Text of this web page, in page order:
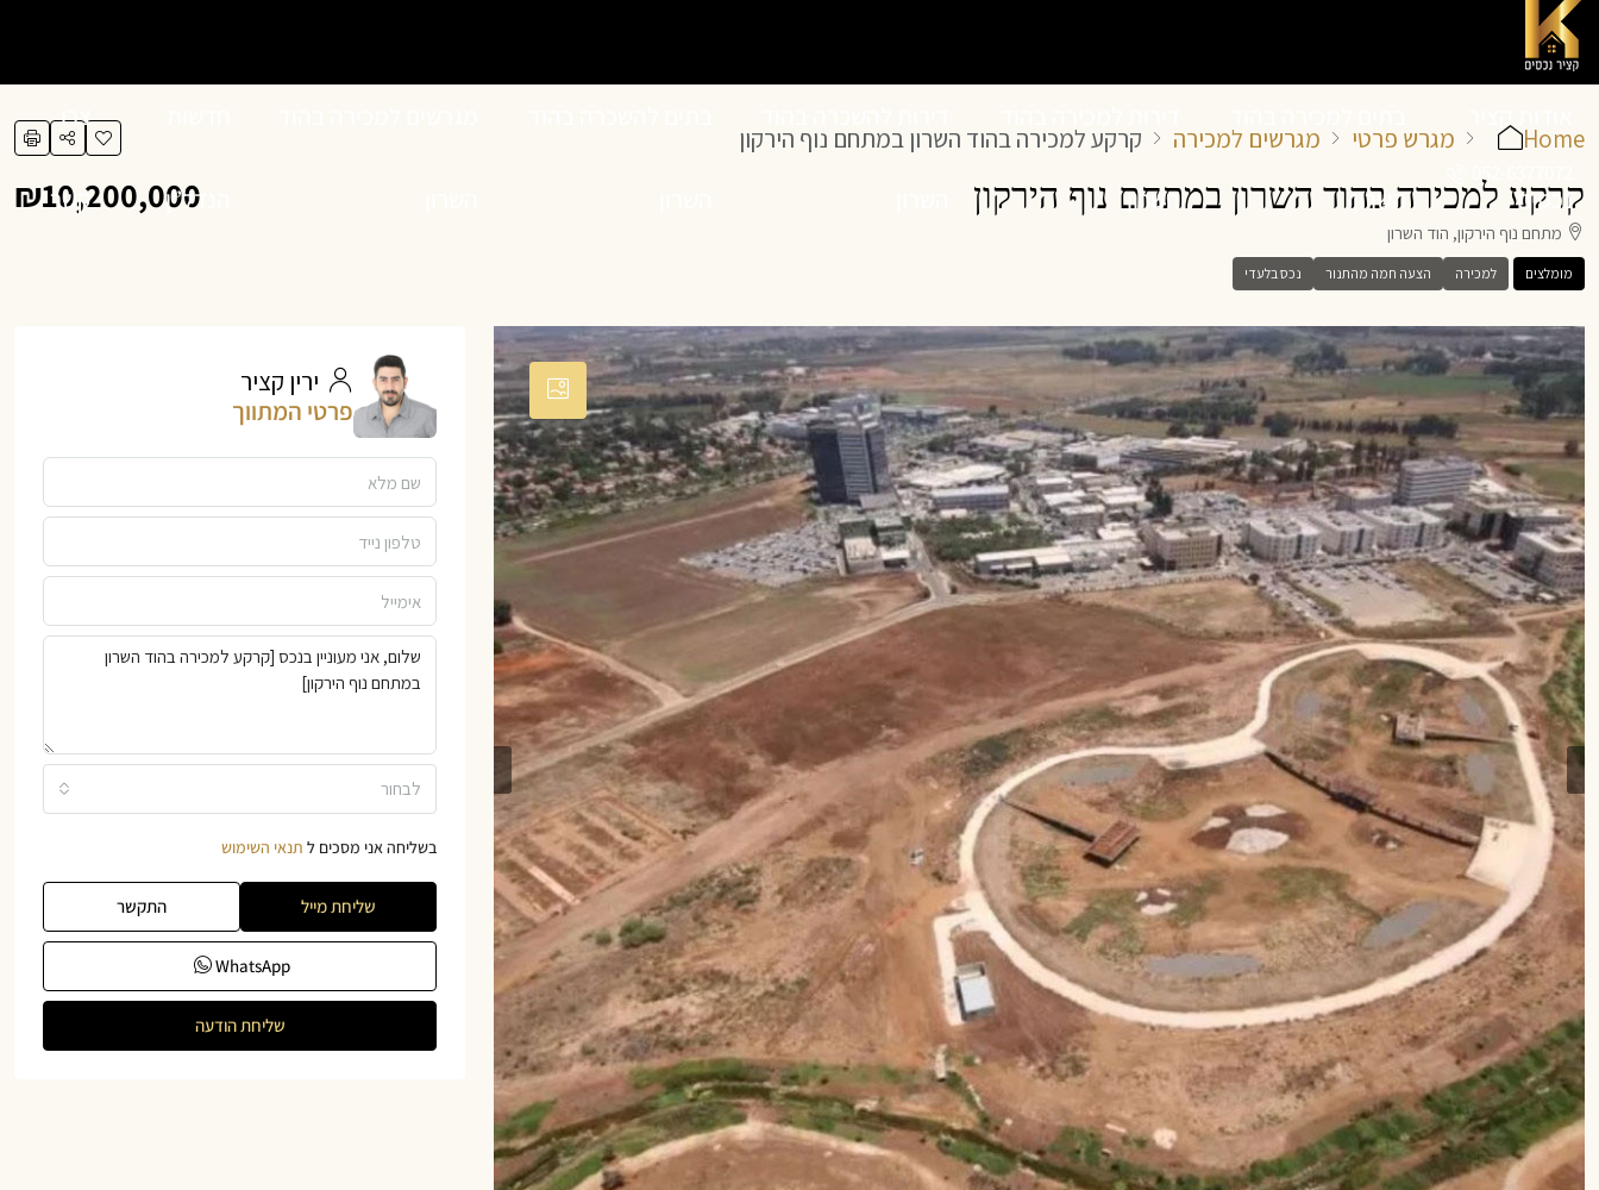
נכסים השרון השרון הנדל”ן
צרו
קשר
052-6377072
Home מגרש פרטי מגרשים למכירה קרקע למכירה בהוד השרון במתחם נוף הירקון
קרקע למכירה בהוד השרון במתחם נוף הירקון
מתחם נוף הירקון, הוד השרון
מומלצים למכירה הצעה חמה מהתנור נכס בלעדי
₪10,200,000
ירין קציר
פרטי המתווך
לבחור
בשליחה אני מסכים ל תנאי השימוש
שליחת מייל התקשר
WhatsApp
שליחת הודעה